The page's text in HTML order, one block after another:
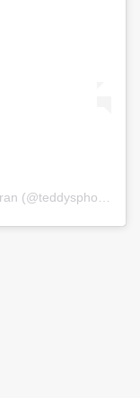
Una publicación compartida por Ed Sheeran (@teddysphotos)